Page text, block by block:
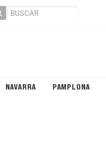
NAVARRA PAMPLONA